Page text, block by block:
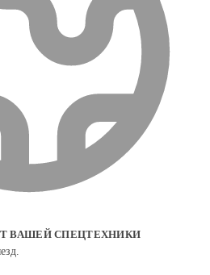
ВАШЕЙ СПЕЦТЕХНИКИ